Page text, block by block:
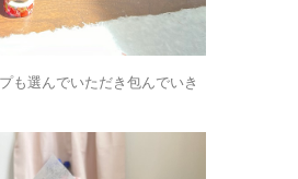
も選んでいただき包んでいき